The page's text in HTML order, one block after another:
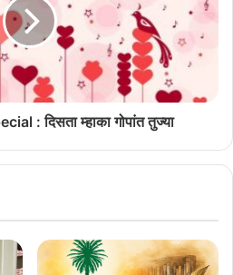
मागणी युरी आलेमाव हांणी केल्या.
सगल्या इतिहासीक थळांक
म्हाका आश्वासन दिल्लें. उल्लेख केल्ल्या
करपा खातीर सरकारान गरजेचीं पावलां
दुर्दैवान सरकारान आयज मेरेन कसलीच
आपल्या पत्रांत सांगलां.
: दिसता म्हाका गोपांत तुज्या